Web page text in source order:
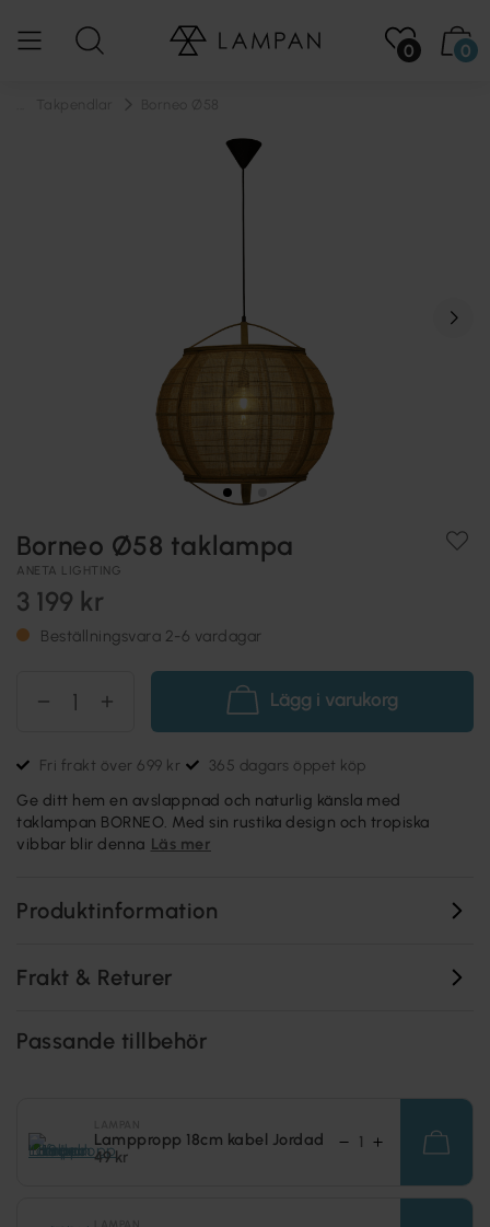
0 0
Borneo Ø58 taklampa
ANETA LIGHTING
3 199 kr
Beställningsvara 2-6 vardagar
Lägg i varukorg
Fri frakt över 699 kr 365 dagars öppet köp
Ge ditt hem en avslappnad och naturlig känsla med
taklampan BORNEO. Med sin rustika design och tropiska
vibbar blir denna Läs mer
Produktinformation
Frakt & Returer
Passande tillbehör
Lamppropp 18cm kabel Jordad
49 kr